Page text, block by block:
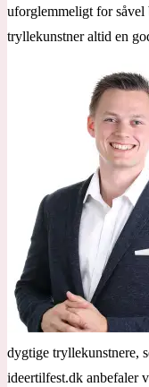
uforglemmeligt for såvel
tryllekunstner altid en
dygtige tryllekunstnere,
ideertilfest.dk anbefaler